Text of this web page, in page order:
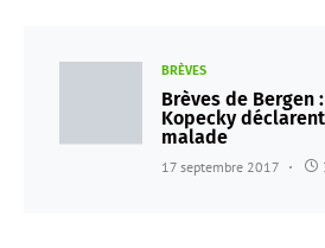
BRÈVES
Brèves de Bergen
Kopecky
malade
17 septembre 2017